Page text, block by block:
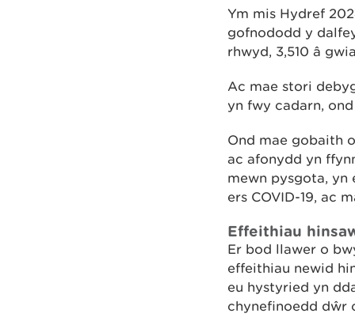
Ym mis Hydref
gofnododd y
rhwyd, 3,510 â
Ac mae stori
yn fwy cadarn,
Ond mae gobaith
ac afonydd yn
mewn pysgota, yn
ers COVID-19, ac
Effeithiau
Er bod llawer o
effeithiau newid
eu hystyried yn
chynefinoedd dŵr